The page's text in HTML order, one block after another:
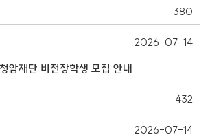
380
재단 비전장학생 모집 안내
432
2026-07-14
2026-07-14